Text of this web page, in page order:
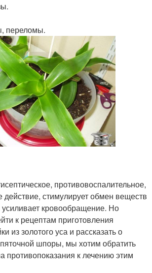
переломы.
противовоспалительное,
стимулирует обмен веществ
усиливает кровообращение. Но
к рецептам приготовления
из золотого уса и рассказать о
шпоры, мы хотим обратить
противопоказания к лечению этим